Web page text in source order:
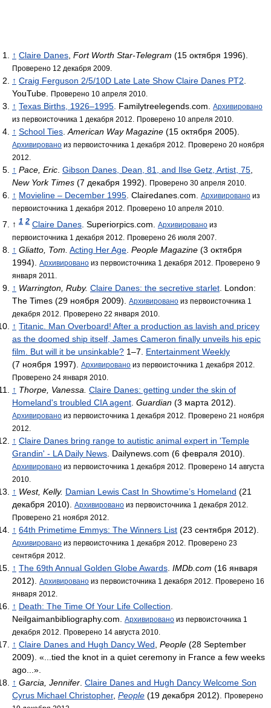
↑ Claire Danes, Fort Worth Star-Telegram (15 октября 1996).
Проверено 12 декабря 2009.
↑ Craig Ferguson 2/5/10D Late Late Show Claire Danes PT2.
YouTube. Проверено 10 апреля 2010.
↑ Texas Births, 1926–1995. Familytreelegends.com. Архивировано
из первоисточника 1 декабря 2012.
Проверено 10 апреля 2010.
↑ School Ties.American Way Magazine (15 октября 2005).
Архивировано из первоисточника 1 декабря 2012.
Проверено 20 ноября
2012.
↑ Pace, Eric. Gibson Danes, Dean, 81, and Ilse Getz, Artist, 75,
New York Times (7 декабря 1992). Проверено 30 апреля 2010.
↑ Movieline – December 1995. Clairedanes.com. Архивировано из
первоисточника 1 декабря 2012.
Проверено 10 апреля 2010.
↑ 1 2 Claire Danes . Superiorpics.com. Архивировано из
первоисточника 1 декабря 2012.
Проверено 26 июля 2007.
↑ Gliatto, Tom. Acting Her Age People Magazine (3 октября
1994).
Архивировано из первоисточника 1 декабря 2012.
Проверено 9
января 2011.
↑ Warrington, Ruby. Claire Danes: the secretive starlet . London:
The Times (29 ноября 2009).
Архивировано из первоисточника 1
декабря 2012.
Проверено 22 января 2010.
↑ Titanic. Man Overboard! After a production as lavish and pricey
as the doomed ship itself, James Cameron finally unveils his epic
film. But will it be unsinkable? 1–7. Entertainment Weekly
(7 ноября 1997).
Архивировано из первоисточника 1 декабря 2012.
Проверено 24 января 2010.
↑ Thorpe, Vanessa. Claire Danes: getting under the skin of
Homeland's troubled CIA agent Guardian (3 марта 2012).
Архивировано из первоисточника 1 декабря 2012.
Проверено 21 ноября
2012.
↑ Claire Danes bring range to autistic animal expert in 'Temple
Grandin' - LA Daily News . Dailynews.com (6 февраля 2010).
Архивировано из первоисточника 1 декабря 2012.
Проверено 14 августа
2010.
↑ West, Kelly. Damian Lewis Cast In Showtime’s Homeland (21
декабря 2010).
Архивировано из первоисточника 1 декабря 2012.
Проверено 21 ноября 2012.
↑ 64th Primetime Emmys: The Winners List (23 сентября 2012).
Архивировано из первоисточника 1 декабря 2012.
Проверено 23
сентября 2012.
↑ The 69th Annual Golden Globe Awards IMDb.com (16 января
2012).
Архивировано из первоисточника 1 декабря 2012.
Проверено 16
января 2012.
↑ Death: The Time Of Your Life Collection
Neilgaimanbibliography.com.
Архивировано из первоисточника 1
декабря 2012.
Проверено 14 августа 2010.
↑ Claire Danes and Hugh Dancy Wed People (28 September
2009). «...tied the knot in a quiet ceremony in France a few weeks
ago...».
↑ Garcia, Jennifer Claire Danes and Hugh Dancy Welcome Son
Cyrus Michael Christopher, People (19 декабря 2012).
Проверено